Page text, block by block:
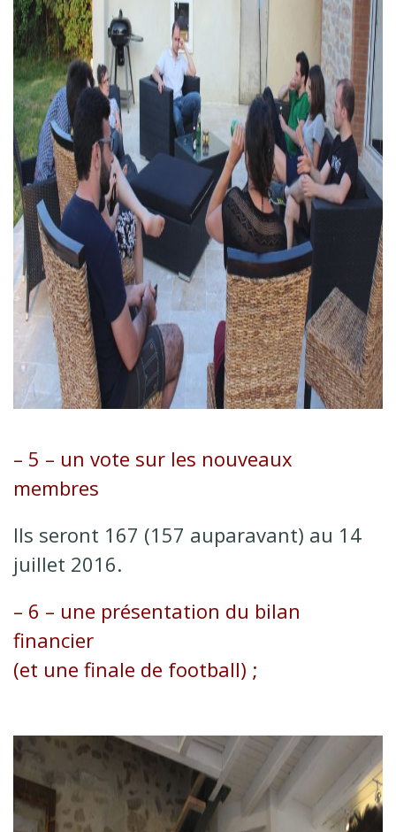
– 5 – un vote sur les nouveaux
membres
Ils seront 167 (157 auparavant) au 14
juillet 2016.
– 6 – une présentation du bilan
financier
(et une finale de football) ;